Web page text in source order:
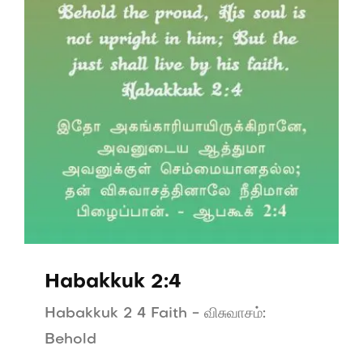
Habakkuk 2:4
Habakkuk 2 4 Faith - விசுவாசம்:
Behold